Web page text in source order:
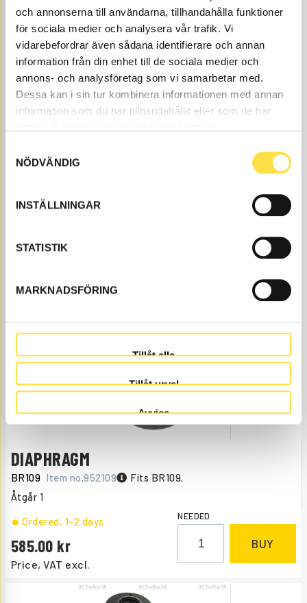
och annonserna till användarna, tillhandahålla funktioner
för sociala medier och analysera vår trafik. Vi
vidarebefordrar även sådana identifierare och annan
information från din enhet till de sociala medier och
annons- och analysföretag som vi samarbetar med.
Dessa kan i sin tur kombinera informationen med annan
information som du har tillhandahållit eller som de har
NÖDVÄNDIG
INSTÄLLNINGAR
STATISTIK
MARKNADSFÖRING
Tillåt alla
Tillåt urval
Avvisa
Price, VAT excl.
2 388.00
Order item, 4-6 days NEEDED
BUY
BRAKE CYLINDER
Åtgår 2
13 103.00 BUY
DIAPHRAGM
BR109 Item no.952109 Fits BR109.
Åtgår 1
Price, VAT excl.
585.00
Ordered, 1-2 days NEEDED
BUY